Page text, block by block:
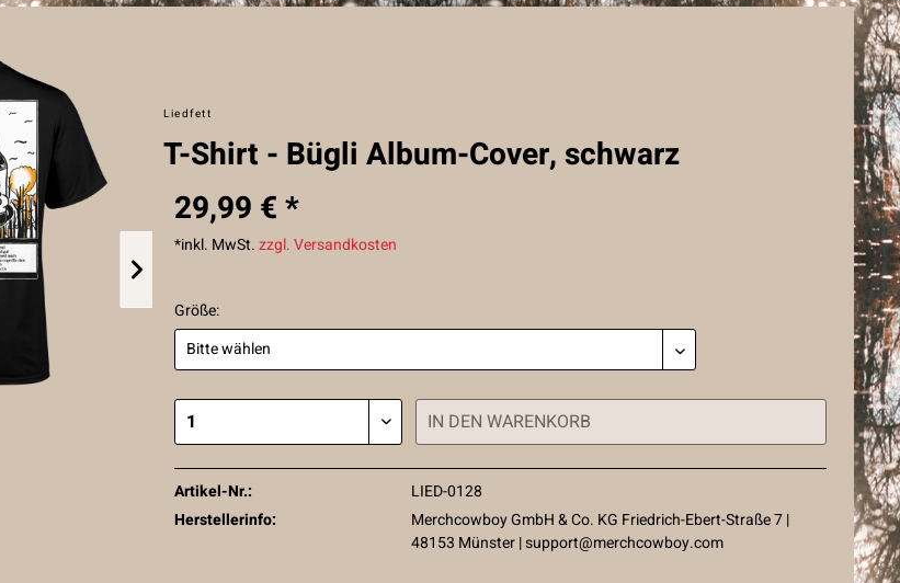
Liedfett
T-Shirt - Bügli Album-Cover, schwarz
29,99 € *
*inkl. MwSt.zzgl. Versandkosten
Größe:
IN DEN WARENKORB
Artikel-Nr.:
LIED-0128
Herstellerinfo:
Merchcowboy GmbH & Co. KG Friedrich-Ebert-Straße 7 |
48153 Münster |support@merchcowboy.com